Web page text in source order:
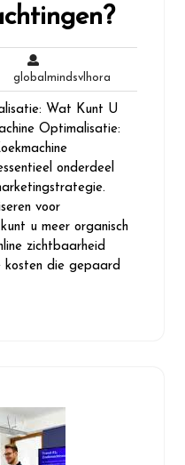
globalmindsvlhora
Wat Kunt U
Optimalisatie:
onderdeel
voor
u meer organisch
zichtbaarheid
die gepaard